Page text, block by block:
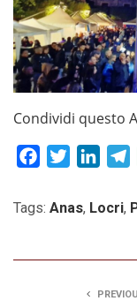
Condividi questo
FacebookTwitter
Tags: Anas, Locri,